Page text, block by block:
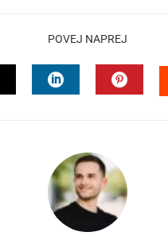
POVEJ NAPREJ